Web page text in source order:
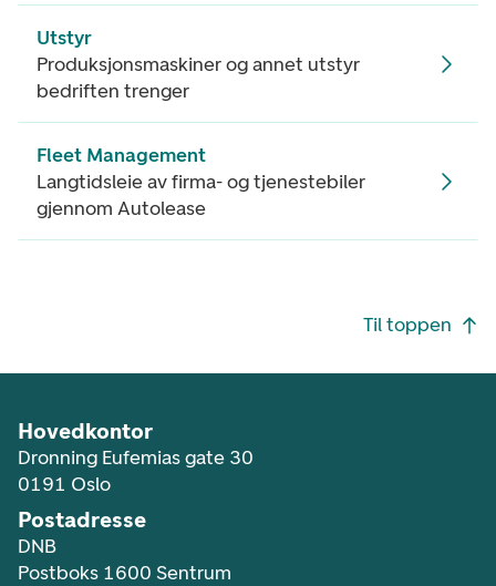
Utstyr
Produksjonsmaskiner og annet utstyr
bedriften trenger
Fleet Management
Langtidsleie av firma- og tjenestebiler
gjennom Autolease
Til toppen
Hovedkontor
Dronning Eufemias gate 30
0191 Oslo
Postadresse
DNB
Postboks 1600 Sentrum